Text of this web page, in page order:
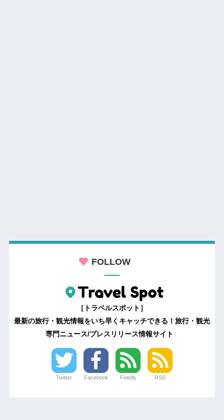
FOLLOW
［トラベルスポット］
最新の旅行・観光情報をいち早くキャッチできる！旅行・観光
専門ニュース/プレスリリース情報サイト
Twitter Facebook Feedly RSS